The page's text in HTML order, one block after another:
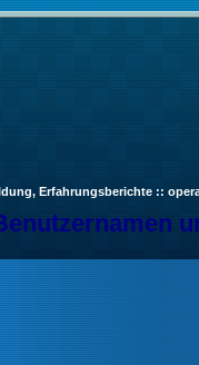
Erfahrungsberichte ::